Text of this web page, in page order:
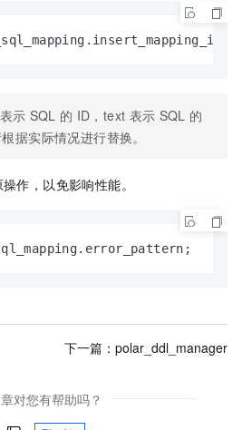
表示 SQL 的 ID，text 表示 SQL 的
据实际情况进行替换。
作，以免影响性能。
下一篇： polar_ddl_manager
对您有帮助吗？